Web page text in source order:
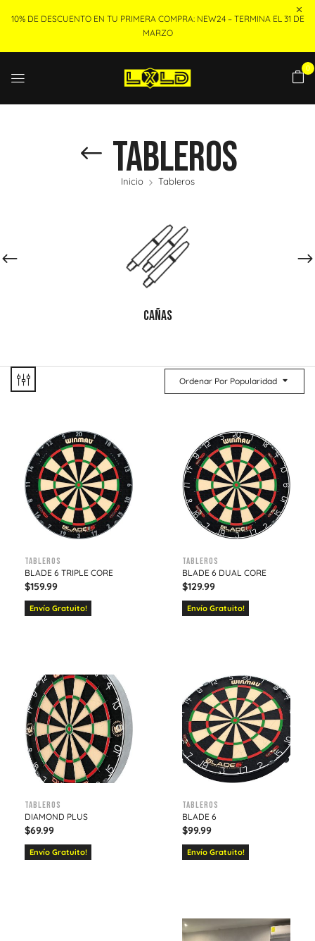
10% DE DESCUENTO EN TU PRIMERA COMPRA: NEW24 – TERMINA EL 31 DE
MARZO
0
Tableros
Inicio Tableros
CAÑAS
Ordenar Por Popularidad
Tableros
BLADE 6 TRIPLE CORE
$159.99
Envío Gratuito!
Tableros
BLADE 6 DUAL CORE
$129.99
Envío Gratuito!
Tableros
DIAMOND PLUS
$69.99
Envío Gratuito!
Tableros
BLADE 6
$99.99
Envío Gratuito!